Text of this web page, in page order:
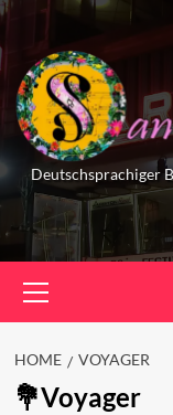
Skip
to
content
Deutschsprachiger
Menu
HOME VOYAGER
Voyager